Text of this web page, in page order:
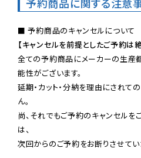
予約商品に関する注意
【キャンセルを前提としたご予約は
全ての予約商品にメーカーの生産
能性がございます。
延期・カット・分納を理由にされて
ん。
尚、それでもご予約のキャンセル
は、
次回からのご予約をお断りさせてい